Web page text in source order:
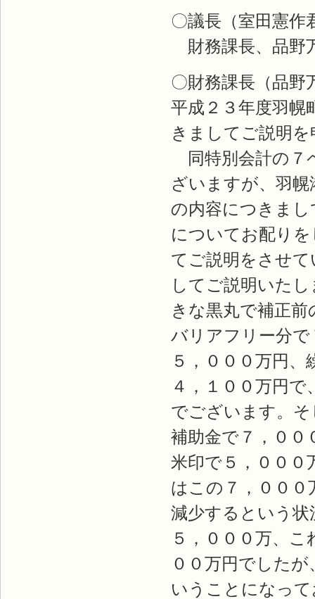
〇議長（室田憲
財務課長、品野
〇財務課長（品
平成２３年度羽幌
きましてご説明
同特別会計の７
ざいますが、羽
の内容につきま
についてお配り
てご説明をさせ
してご説明いた
きな黒丸で補正
バリアフリー分で
５，０００万円
４，１００万円
でございます。
補助金で７，００
米印で５，０００
はこの７，０００
減少するという
５，０００万、
００万円でした
いうことになっ